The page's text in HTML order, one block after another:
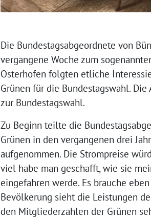
Die Bundestagsabgeordnete von
vergangene Woche zum
Osterhofen folgten etliche
Grünen für die Bundestagswahl.
zur Bundestagswahl.
Zu Beginn teilte die
Grünen in den vergangenen drei
aufgenommen. Die Strompreise
viel habe man geschafft, wie sie
eingefahren werde. Es brauche
Bevölkerung sieht die Leistungen
den Mitgliederzahlen der Grünen